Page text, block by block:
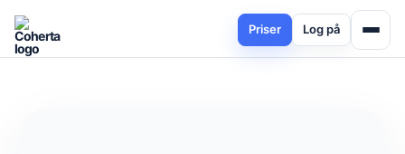
Priser Log på